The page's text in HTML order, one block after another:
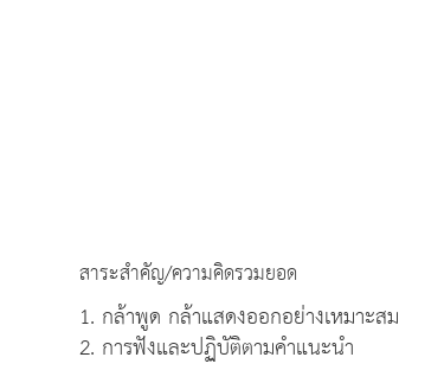
สาระสำคัญ/ความคิดรวมยอด
1. กล้าพูด กล้าแสดงออกอย่างเหมาะสม
2. การฟังและปฏิบัติตามคำแนะนำ